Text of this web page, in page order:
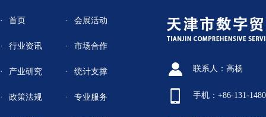
首页
行业资讯
产业研究
政策法规
会展活动
市场合作
统计支撑
专业服务
联系人：高杨
手机：+86-131-